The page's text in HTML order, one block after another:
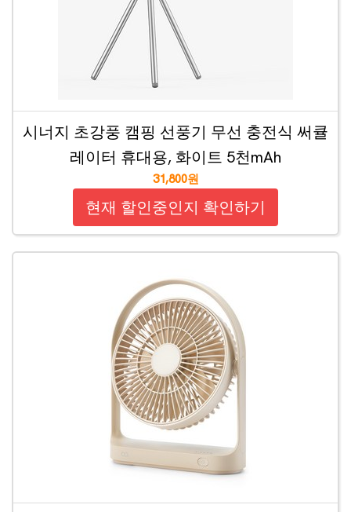
시너지 초강풍 캠핑 선풍기 무선 충전식 써큘
레이터 휴대용, 화이트 5천mAh
31,800원
현재 할인중인지 확인하기